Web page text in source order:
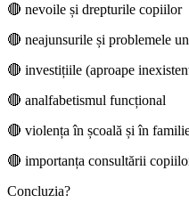
🔴 nevoile și drepturile copiilor
🔴 neajunsurile și problemele
🔴 investițiile (aproape
🔴 analfabetismul funcțional
🔴 violența în școală și în
🔴 importanța consultării
Concluzia?